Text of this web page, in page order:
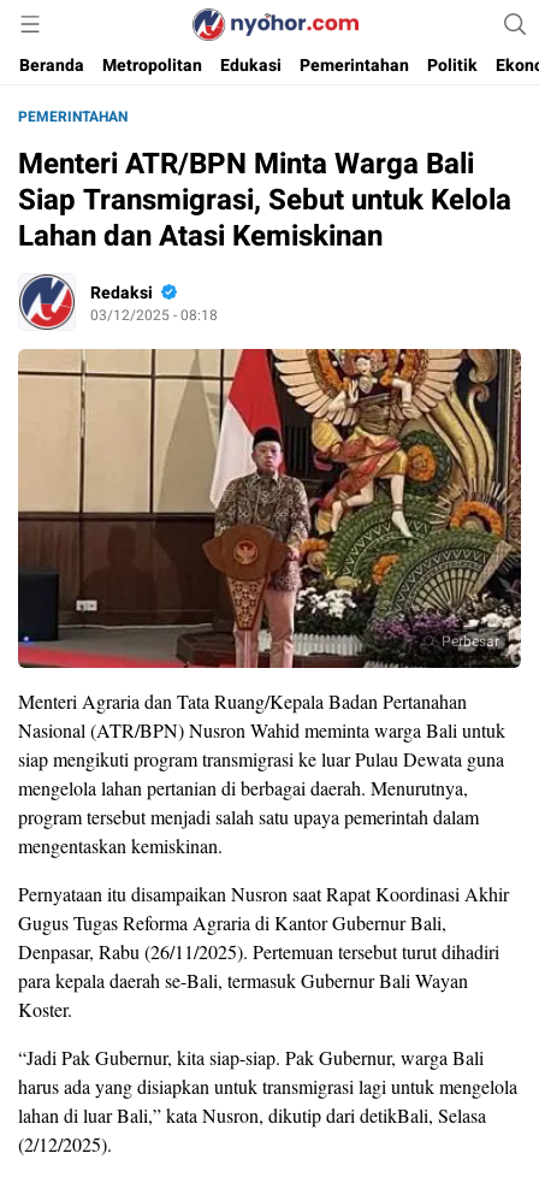
Nyohor.com
Media Informasi Ternyohor
Beranda
Metropolitan Edukasi Pemerintahan Politik
PEMERINTAHAN
Menteri ATR/BPN Minta Warga Bali
Siap Transmigrasi, Sebut untuk Kelola
Lahan dan Atasi Kemiskinan
Redaksi
03/12/2025 - 08:18
Perbesar
Menteri Agraria dan Tata Ruang/Kepala Badan Pertanahan
Nasional (ATR/BPN) Nusron Wahid meminta warga Bali untuk
siap mengikuti program transmigrasi ke luar Pulau Dewata guna
mengelola lahan pertanian di berbagai daerah. Menurutnya,
program tersebut menjadi salah satu upaya pemerintah dalam
mengentaskan kemiskinan.
Pernyataan itu disampaikan Nusron saat Rapat Koordinasi Akhir
Gugus Tugas Reforma Agraria di Kantor Gubernur Bali,
Denpasar, Rabu (26/11/2025). Pertemuan tersebut turut dihadiri
para kepala daerah se-Bali, termasuk Gubernur Bali Wayan
Koster.
“Jadi Pak Gubernur, kita siap-siap. Pak Gubernur, warga Bali
harus ada yang disiapkan untuk transmigrasi lagi untuk mengelola
lahan di luar Bali,” kata Nusron, dikutip dari detikBali, Selasa
(2/12/2025).